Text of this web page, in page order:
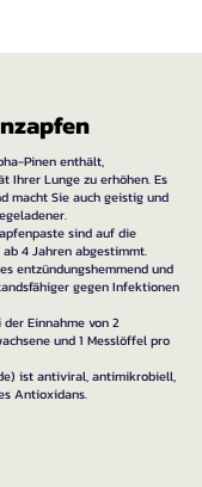
Pinen enthält,
Ihrer Lunge zu erhöhen. Es
macht Sie auch geistig und
sind auf die
4 Jahren abgestimmt.
entzündungshemmend und
gegen Infektionen
Einnahme von 2
und 1 Messlöffel pro
ist antiviral, antimikrobiell,
Antioxidans.